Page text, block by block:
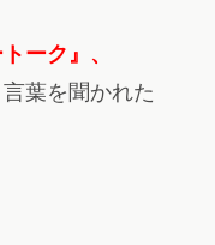
ーク』、
葉を聞かれた